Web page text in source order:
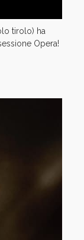
tirolo) ha
Opera!